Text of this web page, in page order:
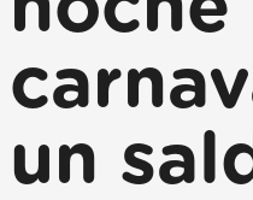
un